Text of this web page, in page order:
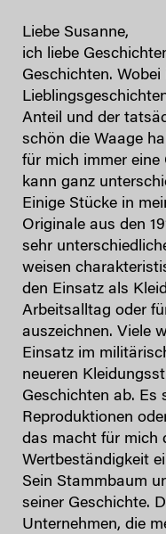
Liebe Susanne,
ich liebe
Geschichten. Wobei
Anteil und der
schön die Waage
für mich immer eine
kann ganz
Einige Stücke in
Originale aus den
sehr
weisen
den Einsatz als
Arbeitsalltag oder
auszeichnen. Viele
Einsatz im
neueren
Geschichten ab. Es
Reproduktionen
das macht für mich
Wertbeständigkeit
Sein Stammbaum
seiner Geschichte.
Unternehmen, die